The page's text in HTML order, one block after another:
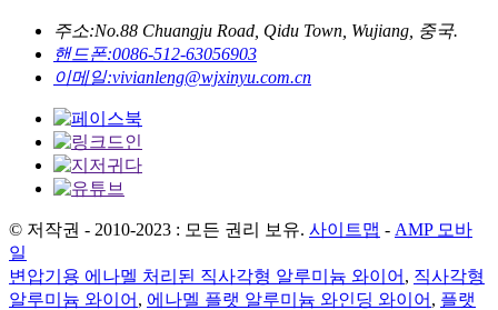
주소:No.88 Chuangju Road, Qidu Town, Wujiang, 중국.
핸드폰:0086-512-63056903
이메일:vivianleng@wjxinyu.com.cn
© 저작권 - 2010-2023 : 모든 권리 보유. 사이트맵 - AMP 모바
일
변압기용 에나멜 처리된 직사각형 알루미늄 와이어 , 직사각형
알루미늄 와이어 , 에나멜 플랫 알루미늄 와인딩 와이어 , 플랫